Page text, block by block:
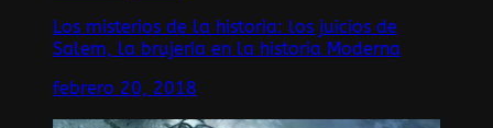
Los misterios de la historia: los juicios de
Salem, la brujería en la historia Moderna
febrero 20, 2018